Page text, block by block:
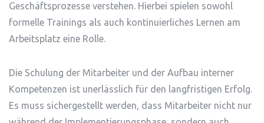
Geschäftsprozesse verstehen. Hierbei spielen sowohl
formelle Trainings als auch kontinuierliches Lernen am
Arbeitsplatz eine Rolle.
Die Schulung der Mitarbeiter und der Aufbau interner
Kompetenzen ist unerlässlich für den langfristigen Erfolg.
Es muss sichergestellt werden, dass Mitarbeiter nicht nur